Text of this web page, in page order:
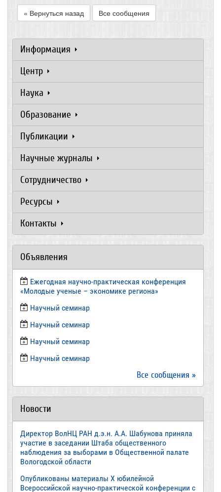
« Вернуться назад Все сообщения
Информация
Центр
Наука
Образование
Публикации
Научные журналы
Сотрудничество
Ресурсы
Контакты
Объявления
Ежегодная научно-практическая конференция
«Молодые ученые – экономике региона»
​Научный семинар
​Научный семинар
Научный семинар
​Научный семинар
Все сообщения »
Новости
Директор ВолНЦ РАН д.э.н. А.А. Шабунова приняла
участие в заседании Штаба общественного
наблюдения за выборами в Общественной палате
Вологодской области
Опубликованы материалы X юбилейной
Всероссийской научно-практической конференции с